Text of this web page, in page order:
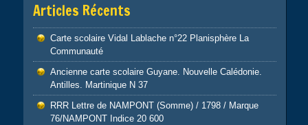
Articles Récents
Carte scolaire Vidal Lablache n°22 Planisphère La
Communauté
Ancienne carte scolaire Guyane. Nouvelle Calédonie.
Antilles. Martinique N 37
RRR Lettre de NAMPONT (Somme) / 1798 / Marque
76/NAMPONT Indice 20 600